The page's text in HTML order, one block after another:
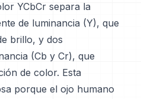
YCbCr separa la
de luminancia (Y), que
brillo, y dos
(Cb y Cr), que
de color. Esta
porque el ojo humano